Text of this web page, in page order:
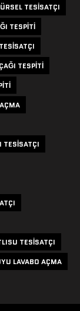
TESISATÇI
TESPITI
TESPITI
TESISATÇI
TESISATÇI
LAVABO AÇMA